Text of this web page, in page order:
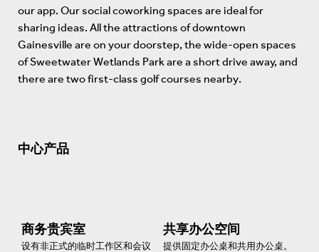
our app. Our social coworking spaces are ideal for
sharing ideas. All the attractions of downtown
Gainesville are on your doorstep, the wide-open spaces
of Sweetwater Wetlands Park are a short drive away, and
there are two first-class golf courses nearby.
中心产品
商务贵宾室
设有非正式的临时工作区和会议
共享办公空间
提供固定办公桌和共用办公桌。